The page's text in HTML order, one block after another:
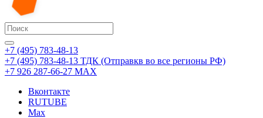
+7 (495) 783-48-13
+7 (495) 783-48-13 ТДК (Отправкв во все регионы РФ)
+7 926 287-66-27 МАХ
Вконтакте
RUTUBE
Max